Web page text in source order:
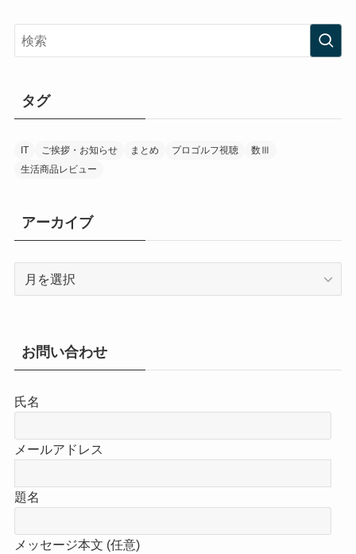
タグ
IT ご挨拶・お知らせ まとめ プロゴルフ視聴
数Ⅲ
生活商品レビュー
アーカイブ
ブお問い合わせ
氏名
メールアドレス
題名
メッセージ本文 (任意)